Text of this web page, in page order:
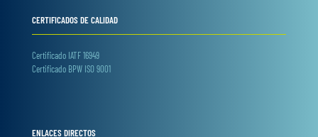
CERTIFICADOS DE CALIDAD
Certificado IATF 16949
Certificado BPW ISO 9001
ENLACES DIRECTOS